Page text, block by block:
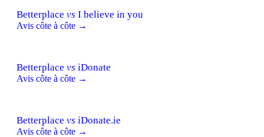
Betterplace vs I believe in you
Avis côte à côte →
Betterplace vs iDonate
Avis côte à côte →
Betterplace vs iDonate.ie
Avis côte à côte →